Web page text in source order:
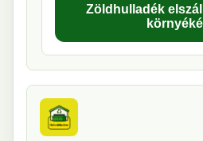
Zöldhulladék